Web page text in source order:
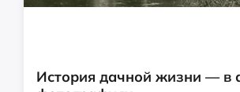
История дачной жизни — в